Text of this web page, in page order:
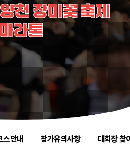
장미꽃 축제
라톤
스안내 참가유의사항 대회장 찾